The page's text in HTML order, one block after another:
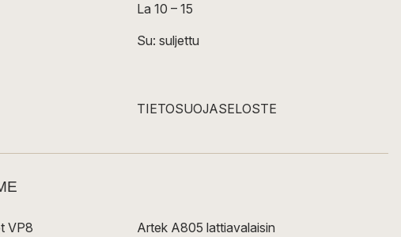
La 10 – 15
Su: suljettu
TIETOSUOJASELOSTE
VP8
Artek A805 lattiavalaisin